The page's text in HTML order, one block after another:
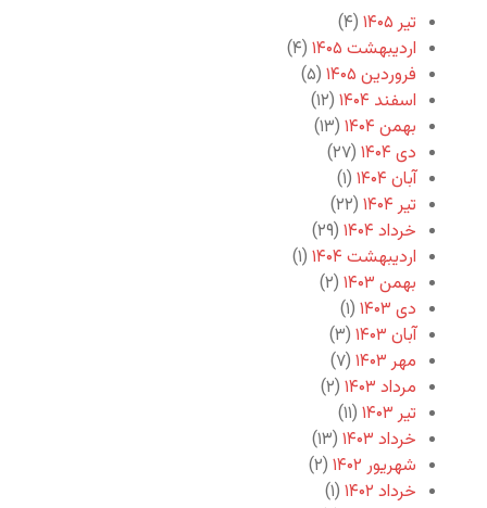
تیر ۱۴۰۵
(۴)
اردیبهشت ۱۴۰۵
(۴)
فروردین ۱۴۰۵
(۵)
اسفند ۱۴۰۴
(۱۲)
بهمن ۱۴۰۴
(۱۳)
دی ۱۴۰۴
(۲۷)
آبان ۱۴۰۴
(۱)
تیر ۱۴۰۴
(۲۲)
خرداد ۱۴۰۴
(۲۹)
اردیبهشت ۱۴۰۴
(۱)
بهمن ۱۴۰۳
(۲)
دی ۱۴۰۳
(۱)
آبان ۱۴۰۳
(۳)
مهر ۱۴۰۳
(۷)
مرداد ۱۴۰۳
(۲)
تیر ۱۴۰۳
(۱۱)
خرداد ۱۴۰۳
(۱۳)
شهریور ۱۴۰۲
(۲)
خرداد ۱۴۰۲
(۱)